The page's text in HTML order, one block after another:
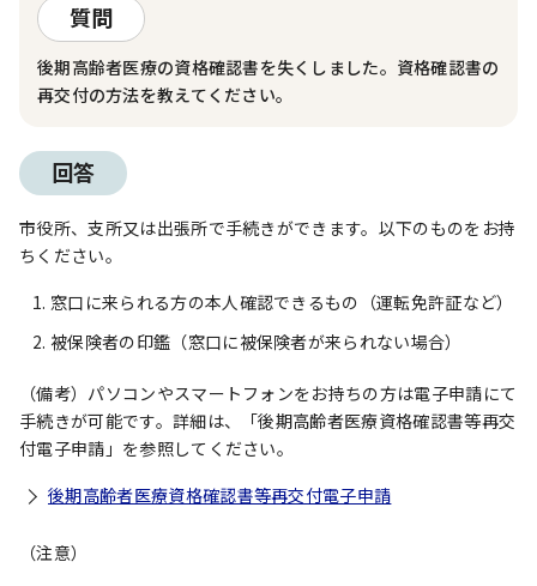
質問
後期高齢者医療の資格確認書を失くしました。資格確認書の
再交付の方法を教えてください。
回答
市役所、支所又は出張所で手続きができます。以下のものをお持
ちください。
窓口に来られる方の本人確認できるもの（運転免許証など）
被保険者の印鑑（窓口に被保険者が来られない場合）
（備考）パソコンやスマートフォンをお持ちの方は電子申請にて
手続きが可能です。詳細は、「後期高齢者医療資格確認書等再交
付電子申請」を参照してください。
後期高齢者医療資格確認書等再交付電子申請
（注意）